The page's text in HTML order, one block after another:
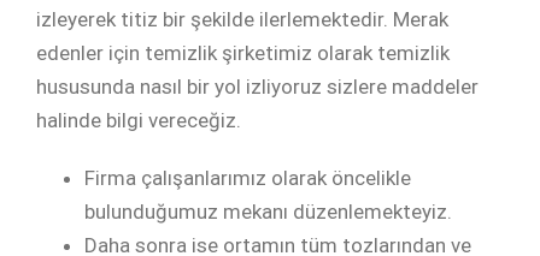
izleyerek titiz bir şekilde ilerlemektedir. Merak
edenler için temizlik şirketimiz olarak temizlik
hususunda nasıl bir yol izliyoruz sizlere maddeler
halinde bilgi vereceğiz.
Firma çalışanlarımız olarak öncelikle
bulunduğumuz mekanı düzenlemekteyiz.
Daha sonra ise ortamın tüm tozlarından ve